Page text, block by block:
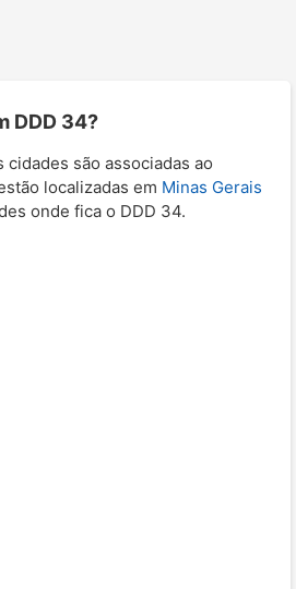
DDD 34?
cidades são associadas ao
localizadas em Minas Gerais
onde fica o DDD 34.